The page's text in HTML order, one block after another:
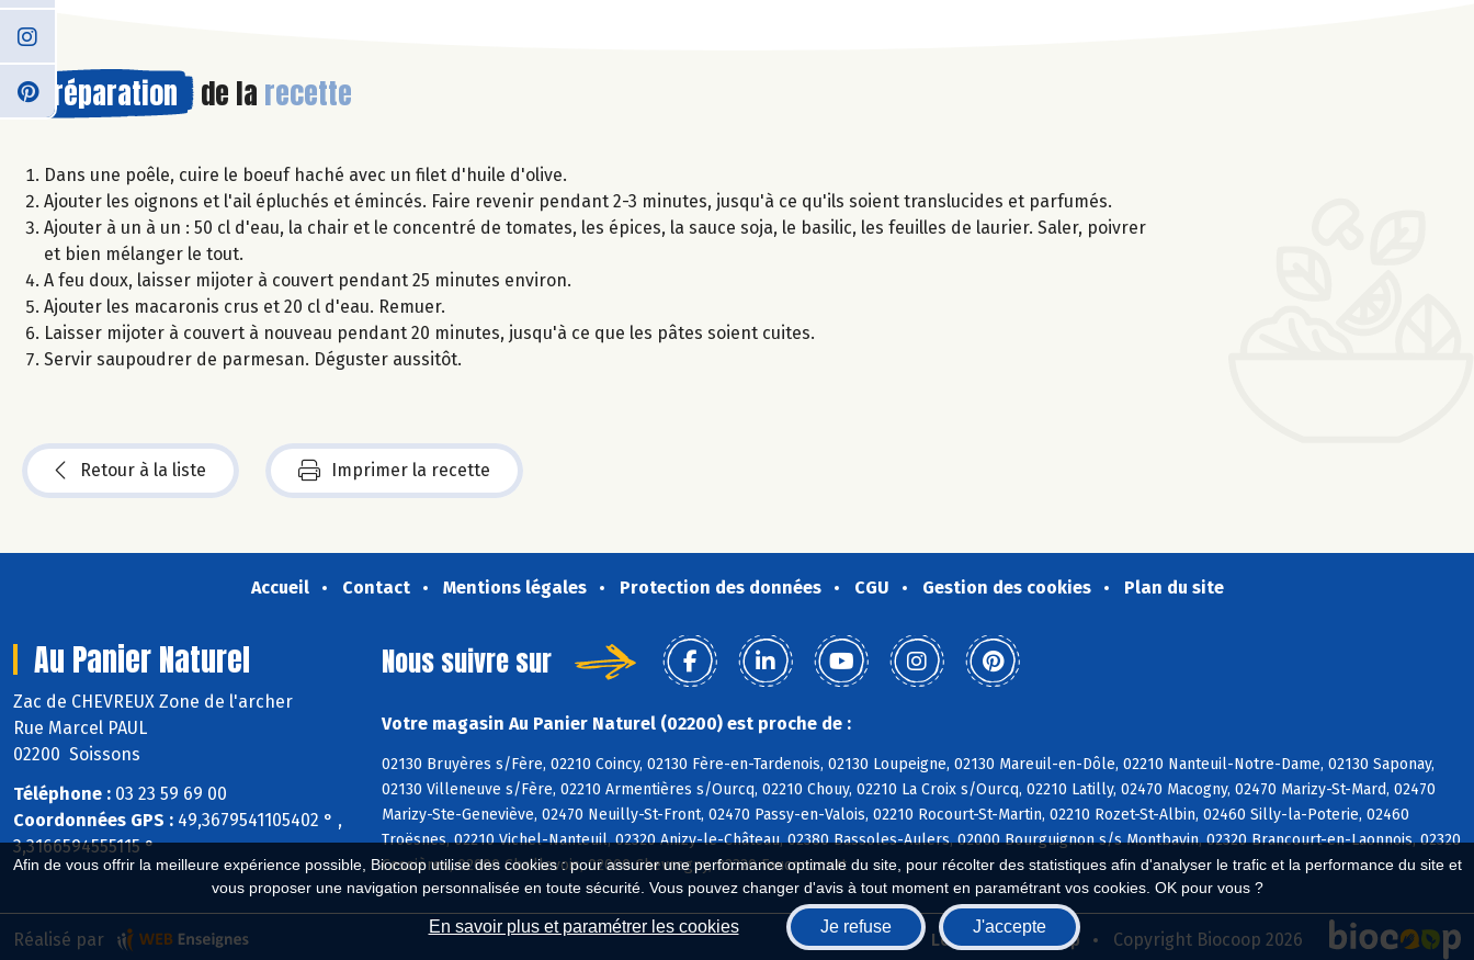
Afin de vous offrir la meilleure expérience possible, Biocoop utilise des cookies : pour assurer une performance optimale du site, pour récolter des statistiques afin d'analyser le trafic et la performance du site et
vous proposer une navigation personnalisée en toute sécurité. Vous pouvez changer d'avis à tout moment en paramétrant vos cookies. OK pour vous ?
En savoir plus et paramétrer les cookies Je refuse J'accepte
Préparation de la recette
Dans une poêle, cuire le boeuf haché avec un filet d'huile d'olive.
Ajouter les oignons et l'ail épluchés et émincés. Faire revenir pendant 2-3 minutes, jusqu'à ce qu'ils soient translucides et parfumés.
Ajouter à un à un : 50 cl d'eau, la chair et le concentré de tomates, les épices, la sauce soja, le basilic, les feuilles de laurier. Saler, poivrer
et bien mélanger le tout.
A feu doux, laisser mijoter à couvert pendant 25 minutes environ.
Ajouter les macaronis crus et 20 cl d'eau. Remuer.
Laisser mijoter à couvert à nouveau pendant 20 minutes, jusqu'à ce que les pâtes soient cuites.
Servir saupoudrer de parmesan. Déguster aussitôt.
Retour à la liste Imprimer la recette
Accueil Contact Mentions légales Protection des données CGU Gestion des cookies Plan du site
Au Panier Naturel
Zac de CHEVREUX Zone de l'archer
Rue Marcel PAUL
02200 Soissons
Téléphone : 03 23 59 69 00
Coordonnées GPS : 49,3679541105402 ° ,
3,3166594555115 °
Nous suivre sur
Votre magasin Au Panier Naturel (02200) est proche de :
02130 Bruyères s/Fère, 02210 Coincy, 02130 Fère-en-Tardenois, 02130 Loupeigne, 02130 Mareuil-en-Dôle, 02210 Nanteuil-Notre-Dame, 02130 Saponay,
02130 Villeneuve s/Fère, 02210 Armentières s/Ourcq, 02210 Chouy, 02210 La Croix s/Ourcq, 02210 Latilly, 02470 Macogny, 02470 Marizy-St-Mard, 02470
Marizy-Ste-Geneviève, 02470 Neuilly-St-Front, 02470 Passy-en-Valois, 02210 Rocourt-St-Martin, 02210 Rozet-St-Albin, 02460 Silly-la-Poterie, 02460
Troësnes, 02210 Vichel-Nanteuil, 02320 Anizy-le-Château, 02380 Bassoles-Aulers, 02000 Bourguignon s/s Montbavin, 02320 Brancourt-en-Laonnois, 02320
Cessières, 02000 Chaillevois, 02000 Chevregny, 02320 Faucoucourt
Biocoop.fr Le réseau Biocoop Copyright Biocoop 2026
Réalisé par